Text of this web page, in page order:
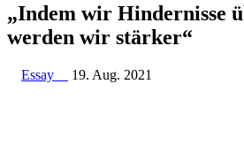
„Indem wir Hin­der­nisse
werden wir stärker“
Essay 19. Aug. 2021